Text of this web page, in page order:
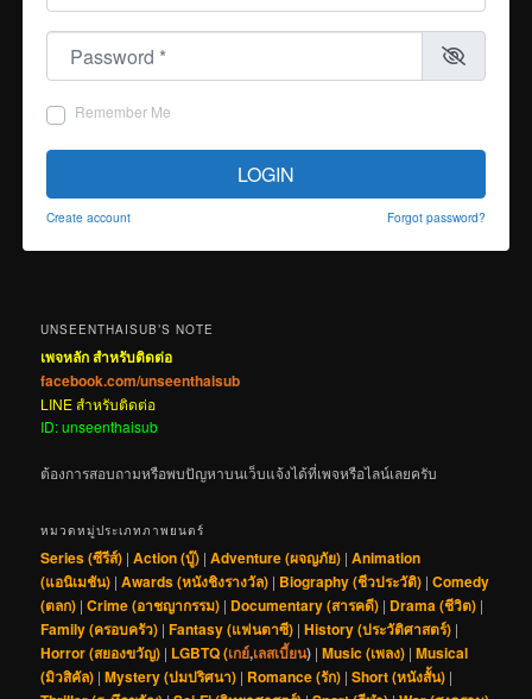
Password
Remember Me
LOGIN
Create account Forgot password?
UNSEENTHAISUB’S NOTE
เพจหลัก สำหรับติดต่อ
facebook.com/unseenthaisub
LINE สำหรับติดต่อ
ID: unseenthaisub
ต้องการสอบถามหรือพบปัญหาบนเว็บแจ้งได้ที่เพจหรือไลน์เลยครับ
หมวดหมู่ประเภทภาพยนตร์
Series (ซีรีส์) |Action (บู๊) |Adventure (ผจญภัย) |Animation
(แอนิเมชัน) |Awards (หนังชิงรางวัล) | Biography (ชีวประวัติ) |Comedy
(ตลก) |Crime (อาชญากรรม) | Documentary (สารคดี) | Drama (ชีวิต) |
Family (ครอบครัว) |Fantasy (แฟนตาซี) |History (ประวัติศาสตร์) |
Horror (สยองขวัญ) | LGBTQ (เกย์,เลสเบี้ยน) |Music (เพลง) |Musical
(มิวสิคัล) |Mystery (ปมปริศนา) | Romance (รัก) |Short (หนังสั้น) |